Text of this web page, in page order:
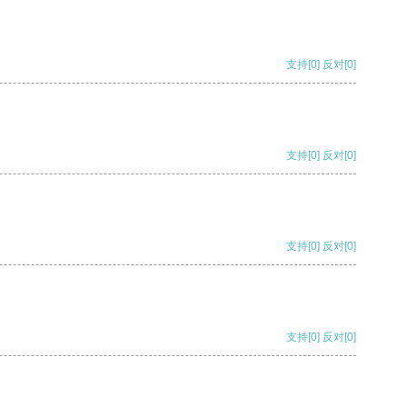
支持[0] 反对[0]
支持[0] 反对[0]
支持[0] 反对[0]
支持[0] 反对[0]